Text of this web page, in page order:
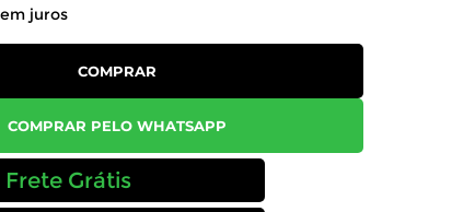
juros
COMPRAR
COMPRAR PELO WHATSAPP
Frete Grátis